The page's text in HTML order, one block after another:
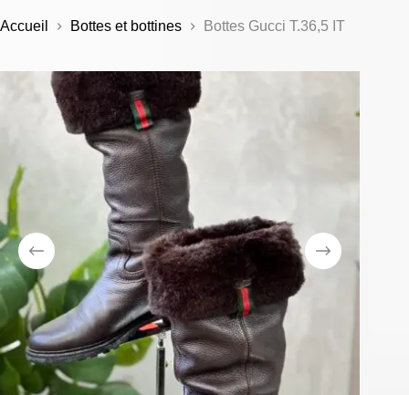
Accueil Bottes et bottines Bottes Gucci T.36,5 IT